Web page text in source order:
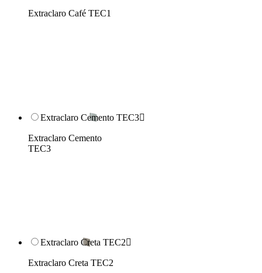
Extraclaro Café TEC1
Extraclaro Cemento TEC3
Extraclaro Cemento
TEC3
Extraclaro Creta TEC2
Extraclaro Creta TEC2